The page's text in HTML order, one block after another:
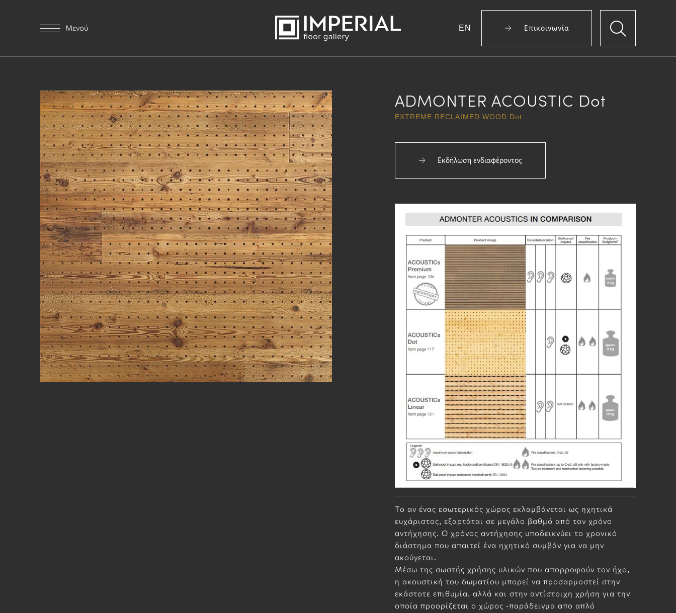
Μενού EN Επικοινωνία
ADMONTER ACOUSTIC Dot
EXTREME RECLAIMED WOOD Dot
Εκδήλωση ενδιαφέροντος
Το αν ένας εσωτερικός χώρος εκλαμβάνεται ως ηχητικά
ευχάριστος, εξαρτάται σε μεγάλο βαθμό από τον χρόνο
αντήχησης. Ο χρόνος αντήχησης υποδεικνύει το χρονικό
διάστημα που απαιτεί ένα ηχητικό συμβάν για να μην
ακούγεται.
Μέσω της σωστής χρήσης υλικών που απορροφούν τον ήχο,
η ακουστική του δωματίου μπορεί να προσαρμοστεί στην
εκάστοτε επιθυμία, αλλά και στην αντίστοιχη χρήση για την
οποία προορίζεται ο χώρος -παράδειγμα απο απλό